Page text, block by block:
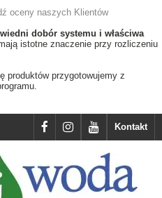
oceny naszych Klientów
dobór systemu i właściwa
istotne znaczenie przy rozliczeniu
produktów przygotowujemy z
Kontakt